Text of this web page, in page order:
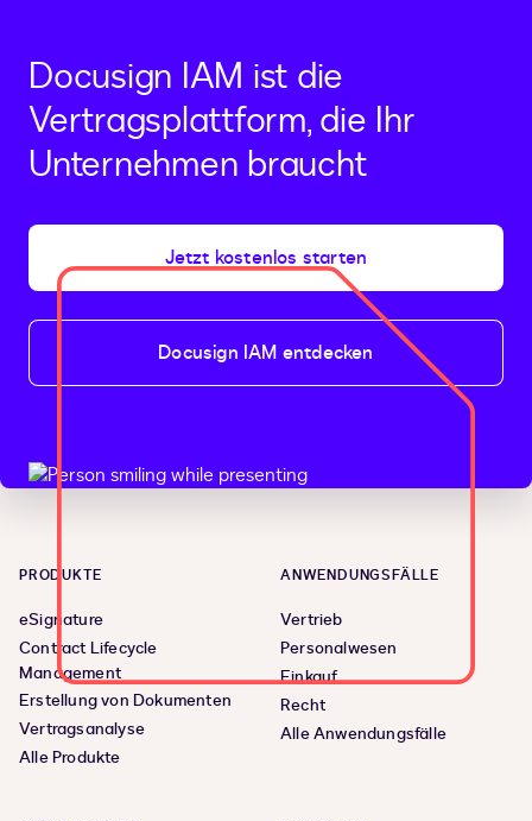
Docusign IAM ist die
Vertragsplattform, die Ihr
Unternehmen braucht
Jetzt kostenlos starten
Docusign IAM entdecken
PRODUKTE
eSignature
Contract Lifecycle
Management
Erstellung von Dokumenten
Vertragsanalyse
Alle Produkte
ANWENDUNGSFÄLLE
Vertrieb
Personalwesen
Einkauf
Recht
Alle Anwendungsfälle